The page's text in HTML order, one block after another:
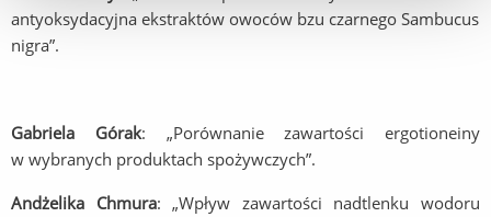
antyoksydacyjna ekstraktów owoców bzu czarnego Sambucus
nigra”.
Gabriela Górak: „Porównanie zawartości ergotioneiny
w wybranych produktach spożywczych”.
Andżelika Chmura: „Wpływ zawartości nadtlenku wodoru